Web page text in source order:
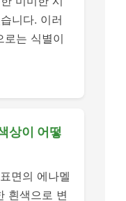
니다. 이러
로는 식별이
상이 어떻
면의 에나멜
흰색으로 변